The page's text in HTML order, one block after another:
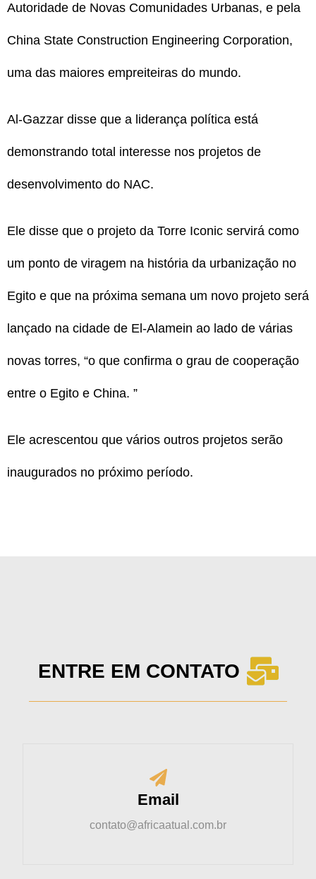
Autoridade de Novas Comunidades Urbanas, e pela
China State Construction Engineering Corporation,
uma das maiores empreiteiras do mundo.
Al-Gazzar disse que a liderança política está
demonstrando total interesse nos projetos de
desenvolvimento do NAC.
Ele disse que o projeto da Torre Iconic servirá como
um ponto de viragem na história da urbanização no
Egito e que na próxima semana um novo projeto será
lançado na cidade de El-Alamein ao lado de várias
novas torres, “o que confirma o grau de cooperação
entre o Egito e China. ”
Ele acrescentou que vários outros projetos serão
inaugurados no próximo período.
ENTRE EM CONTATO
Email
contato@africaatual.com.br